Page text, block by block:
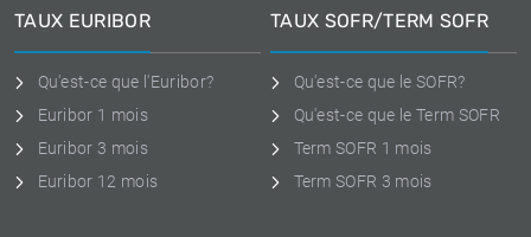
TAUX EURIBOR
Qu'est-ce que l'Euribor?
Euribor 1 mois
Euribor 3 mois
Euribor 12 mois
TAUX SOFR/TERM SOFR
Qu'est-ce que le SOFR?
Qu'est-ce que le Term SOFR
Term SOFR 1 mois
Term SOFR 3 mois